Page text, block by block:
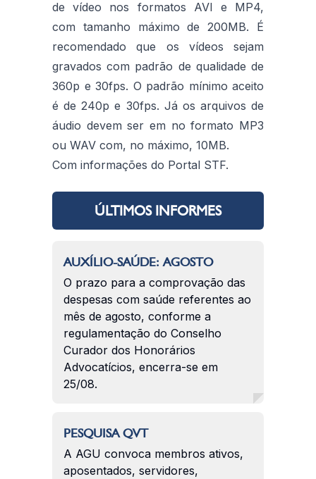
de vídeo nos formatos AVI e MP4,
com tamanho máximo de 200MB. É
recomendado que os vídeos sejam
gravados com padrão de qualidade de
360p e 30fps. O padrão mínimo aceito
é de 240p e 30fps. Já os arquivos de
áudio devem ser em no formato MP3
ou WAV com, no máximo, 10MB.
Com informações do Portal STF.
ÚLTIMOS INFORMES
AUXÍLIO-SAÚDE: AGOSTO
O prazo para a comprovação das
despesas com saúde referentes ao
mês de agosto, conforme a
regulamentação do Conselho
Curador dos Honorários
Advocatícios, encerra-se em
25/08.
PESQUISA QVT
A AGU convoca membros ativos,
aposentados, servidores,